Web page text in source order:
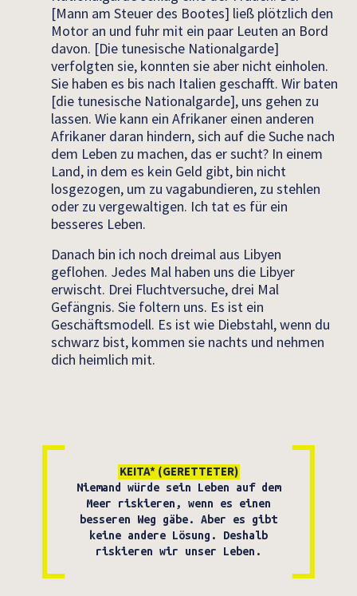
[Mann am Steuer des Bootes] ließ plötzlich den
Motor an und fuhr mit ein paar Leuten an Bord
davon. [Die tunesische Nationalgarde]
verfolgten sie, konnten sie aber nicht einholen.
Sie haben es bis nach Italien geschafft. Wir baten
[die tunesische Nationalgarde], uns gehen zu
lassen. Wie kann ein Afrikaner einen anderen
Afrikaner daran hindern, sich auf die Suche nach
dem Leben zu machen, das er sucht? In einem
Land, in dem es kein Geld gibt, bin nicht
losgezogen, um zu vagabundieren, zu stehlen
oder zu vergewaltigen. Ich tat es für ein
besseres Leben.
Danach bin ich noch dreimal aus Libyen
geflohen. Jedes Mal haben uns die Libyer
erwischt. Drei Fluchtversuche, drei Mal
Gefängnis. Sie foltern uns. Es ist ein
Geschäftsmodell. Es ist wie Diebstahl, wenn du
schwarz bist, kommen sie nachts und nehmen
dich heimlich mit.
KEITA* (GERETTETER)
Niemand würde sein Leben auf dem
Meer riskieren, wenn es einen
besseren Weg gäbe. Aber es gibt
keine andere Lösung. Deshalb
riskieren wir unser Leben.